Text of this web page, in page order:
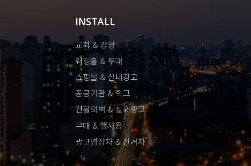
INSTALL
교회 & 강당
웨딩홀 & 무대
쇼핑몰 & 실내광고
공공기관 & 학교
건물외벽 & 실외광고
무대 & 행사용
광고영상차 & 선거차